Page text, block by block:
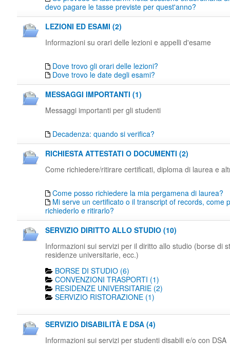
devo pagare le tasse previste per quest'anno?
LEZIONI ED ESAMI (2)
Informazioni su orari delle lezioni e appelli d'esame
Dove trovo gli orari delle lezioni?
Dove trovo le date degli esami?
MESSAGGI IMPORTANTI (1)
Messaggi importanti per gli studenti
Decadenza: quando si verifica?
RICHIESTA ATTESTATI O DOCUMENTI (2)
Come richiedere/ritirare certificati, diploma di laurea e
Come posso richiedere la mia pergamena di laurea?
Mi serve un certificato o il transcript of records, come
richiederlo e ritirarlo?
SERVIZIO DIRITTO ALLO STUDIO (10)
Informazioni sui servizi per il diritto allo studio (borse di
residenze universitarie, ecc.)
BORSE DI STUDIO (6)
CONVENZIONI TRASPORTI (1)
RESIDENZE UNIVERSITARIE (2)
SERVIZIO RISTORAZIONE (1)
SERVIZIO DISABILITÀ E DSA (4)
Informazioni sui servizi per studenti disabili e/o con DSA